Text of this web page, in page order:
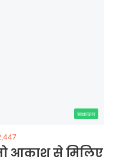
साक्षात्कार
आकाश से मिलिए